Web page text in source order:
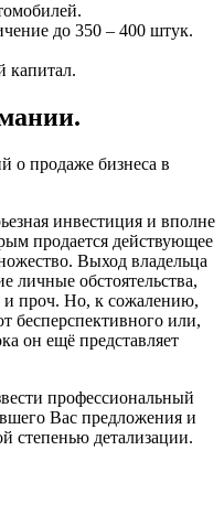
до 350 – 400 штук.
капитал.
о продаже бизнеса в
инвестиция и вполне
продается действующее
Выход владельца
личные обстоятельства,
и проч. Но, к сожалению,
бесперспективного или,
он ещё представляет
профессиональный
Вас предложения и
степенью детализации.